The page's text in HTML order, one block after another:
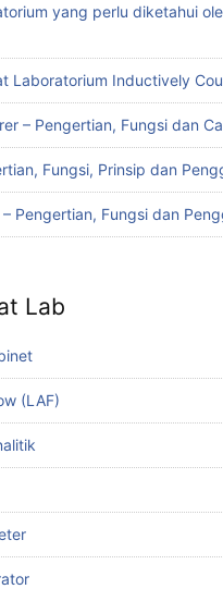
yang perlu diketahui
Laboratorium Inductively
– Pengertian, Fungsi dan
Fungsi, Prinsip dan
Pengertian, Fungsi dan
Lab
(LAF)